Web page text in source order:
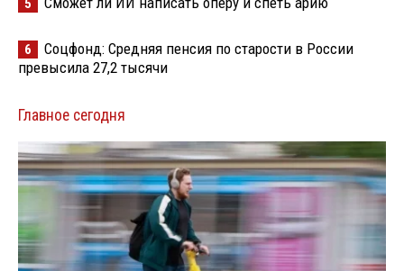
5
6
Соцфонд: Средняя пенсия по старости в России
превысила 27,2 тысячи
Главное сегодня